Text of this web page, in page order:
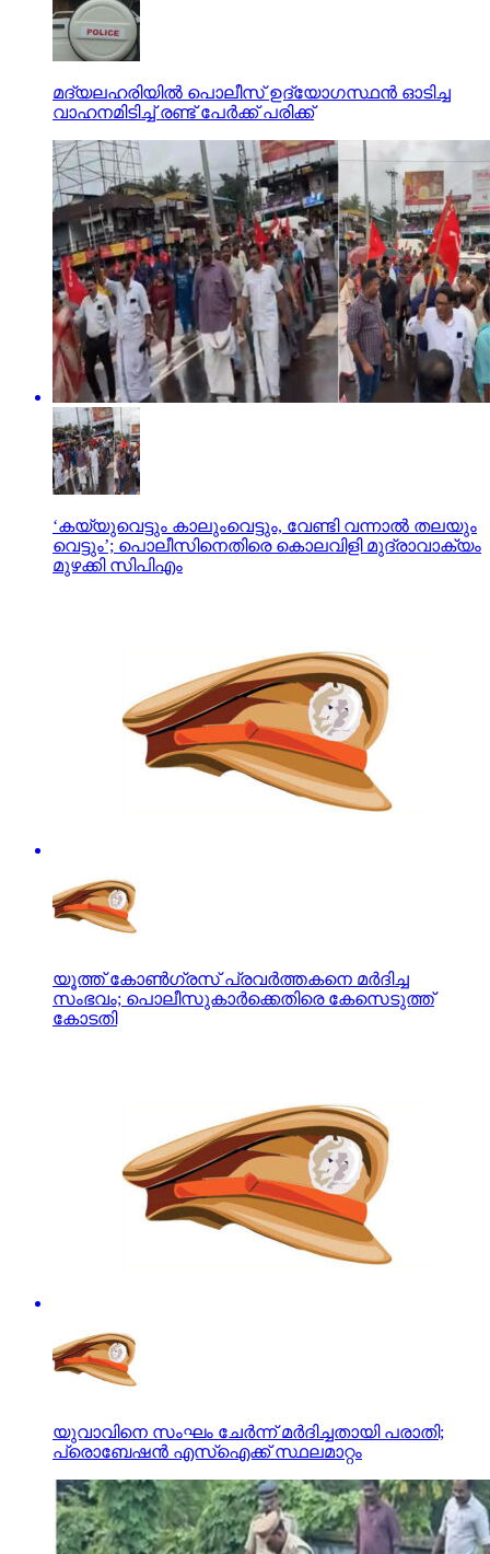
മദ്യലഹരിയില്‍ പൊലീസ് ഉദ്യോഗസ്ഥന്‍ ഓടിച്ച
വാഹനമിടിച്ച് രണ്ട് പേര്‍ക്ക് പരിക്ക്
‘കയ്യുവെട്ടും കാലുംവെട്ടും, വേണ്ടി വന്നാല്‍ തലയും
വെട്ടും’; പൊലീസിനെതിരെ കൊലവിളി മുദ്രാവാക്യം
മുഴക്കി സിപിഎം
യൂത്ത് കോണ്‍ഗ്രസ് പ്രവര്‍ത്തകനെ മര്‍ദിച്ച
സംഭവം; പൊലീസുകാര്‍ക്കെതിരെ കേസെടുത്ത്
കോടതി
യുവാവിനെ സംഘം ചേര്‍ന്ന് മര്‍ദിച്ചതായി പരാതി;
പ്രൊബേഷന്‍ എസ്‌ഐക്ക് സ്ഥലമാറ്റം